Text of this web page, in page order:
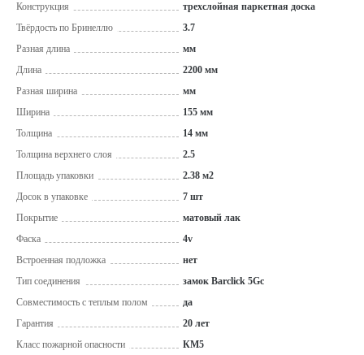
Конструкция
трехслойная паркетная доска
Твёрдость по Бринеллю
3.7
Разная длина
мм
Длина
2200 мм
Разная ширина
мм
Ширина
155 мм
Толщина
14 мм
Толщина верхнего слоя
2.5
Площадь упаковки
2.38 м2
Досок в упаковке
7 шт
Покрытие
матовый лак
Фаска
4v
Встроенная подложка
нет
Тип соединения
замок Barclick 5Gc
Совместимость с теплым полом
да
Гарантия
20 лет
Класс пожарной опасности
КМ5